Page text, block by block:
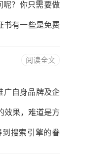
呢？你只需要做
书有一些是免费
么使用免费的
阅读全文
广自身品牌及企
效果，难道是方
搜索引擎的眷